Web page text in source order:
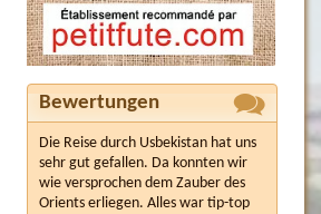
Bewertungen
Die Reise durch Usbekistan hat uns
sehr gut gefallen. Da konnten wir
wie versprochen dem Zauber des
Orients erliegen. Alles war tip-top